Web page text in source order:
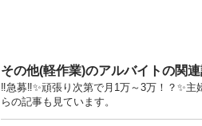
その他(軽作業)のアルバイトの関
‼️急募‼️✨頑張り次第で月1万～3万！？✨
らの記事も見ています。